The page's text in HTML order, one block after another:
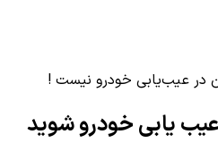
در عیب‌یابی خودرو نیست !